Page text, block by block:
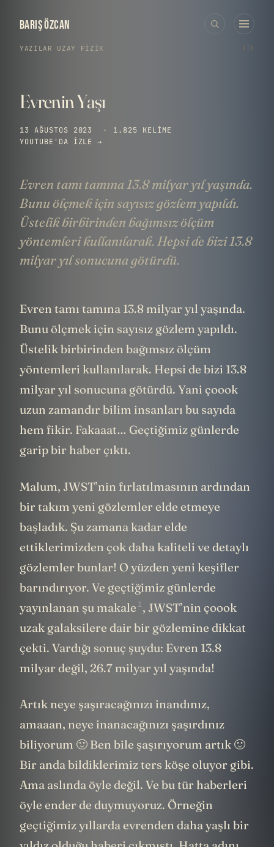
BARIŞ ÖZCAN
YAZILAR UZAY FIZIK ‹ ›
Evrenin Yaşı
13 AĞUSTOS 2023 ·
1.825 KELIME
YOUTUBE'DA IZLE →
Evren tamı tamına 13.8 milyar yıl yaşında.
Bunu ölçmek için sayısız gözlem yapıldı.
Üstelik birbirinden bağımsız ölçüm
yöntemleri kullanılarak. Hepsi de bizi 13.8
milyar yıl sonucuna götürdü.
Evren tamı tamına 13.8 milyar yıl yaşında.
Bunu ölçmek için sayısız gözlem yapıldı.
Üstelik birbirinden bağımsız ölçüm
yöntemleri kullanılarak. Hepsi de bizi 13.8
milyar yıl sonucuna götürdü. Yani çoook
uzun zamandır bilim insanları bu sayıda
hem fikir. Fakaaat… Geçtiğimiz günlerde
garip bir haber çıktı.
Malum, JWST’nin fırlatılmasının ardından
bir takım yeni gözlemler elde etmeye
başladık. Şu zamana kadar elde
ettiklerimizden çok daha kaliteli ve detaylı
gözlemler bunlar! O yüzden yeni keşifler
barındırıyor. Ve geçtiğimiz günlerde
yayınlanan şu makale 1, JWST’nin çoook
uzak galaksilere dair bir gözlemine dikkat
çekti. Vardığı sonuç şuydu: Evren 13.8
milyar değil, 26.7 milyar yıl yaşında!
Artık neye şaşıracağınızı inandınız,
amaaan, neye inanacağınızı şaşırdınız
biliyorum 🙂 Ben bile şaşırıyorum artık 🙂
Bir anda bildiklerimiz ters köşe oluyor gibi.
Ama aslında öyle değil. Ve bu tür haberleri
öyle ender de duymuyoruz. Örneğin
geçtiğimiz yıllarda evrenden daha yaşlı bir